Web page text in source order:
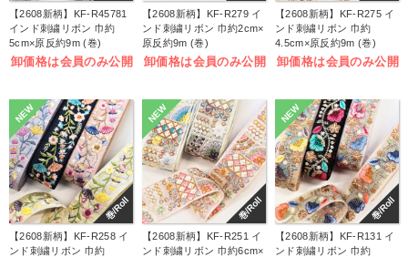
【2608新柄】KF-R45781
インド刺繍リボン 巾約
5cm×原反約9m (巻)
卸価格は会員のみ公開
【2608新柄】KF-R279 イ
ンド刺繍リボン 巾約2cm×
原反約9m (巻)
卸価格は会員のみ公開
【2608新柄】KF-R275 イ
ンド刺繍リボン 巾約
4.5cm×原反約9m (巻)
卸価格は会員のみ公開
NEW
巻/Roll
【2608新柄】KF-R258 イ
ンド刺繍リボン 巾約
NEW
巻/Roll
【2608新柄】KF-R251 イ
ンド刺繍リボン 巾約6cm×
NEW
巻/Roll
【2608新柄】KF-R131 イ
ンド刺繍リボン 巾約